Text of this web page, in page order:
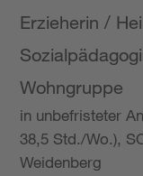
Erzieherin /
Wohngruppe
in unbefristeter
38,5 Std./Wo.),
Weidenberg